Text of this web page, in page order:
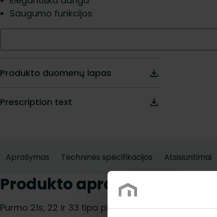
Saugumo funkcijos
Produkto duomenų lapas
Prescription text
Aprašymas Techninės specifikacijos Atsisiuntimai
Produkto aprašymas
Purmo 21s, 22 ir 33 tipo plokščiųjų radiatorių